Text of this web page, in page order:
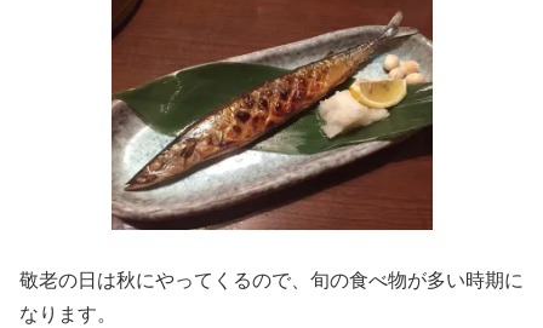
敬老の日は秋にやってくるので、旬の食べ物が多い時期に
なります。